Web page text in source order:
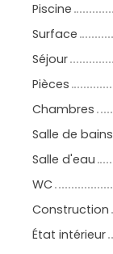
Piscine
Surface
Séjour
Pièces
Chambres
Salle de bains
Salle d'eau
WC
Construction
État intérieur